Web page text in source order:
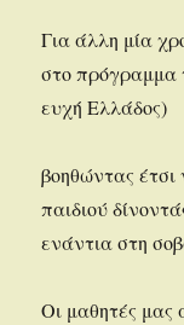
Για άλλη μία
στο πρόγραμμα
ευχή Ελλάδος)
βοηθώντας
παιδιού
ενάντια στη
Οι μαθητές μας